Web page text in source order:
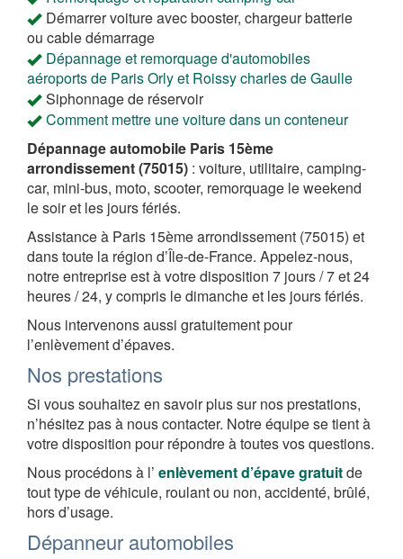
Démarrer voiture avec booster, chargeur batterie
ou cable démarrage
Dépannage et remorquage d'automobiles
aéroports de Paris Orly et Roissy charles de Gaulle
Siphonnage de réservoir
Comment mettre une voiture dans un conteneur
Dépannage automobile Paris 15ème
arrondissement (75015) : voiture, utilitaire, camping-
car, mini-bus, moto, scooter, remorquage le weekend
le soir et les jours fériés.
Assistance à Paris 15ème arrondissement (75015) et
dans toute la région d’Île-de-France. Appelez-nous,
notre entreprise est à votre disposition 7 jours / 7 et 24
heures / 24, y compris le dimanche et les jours fériés.
Nous intervenons aussi gratuitement pour
l’enlèvement d’épaves.
Nos prestations
Si vous souhaitez en savoir plus sur nos prestations,
n’hésitez pas à nous contacter. Notre équipe se tient à
votre disposition pour répondre à toutes vos questions.
Nous procédons à l’ enlèvement d’épave gratuitde
tout type de véhicule, roulant ou non, accidenté, brûlé,
hors d’usage.
Dépanneur automobiles